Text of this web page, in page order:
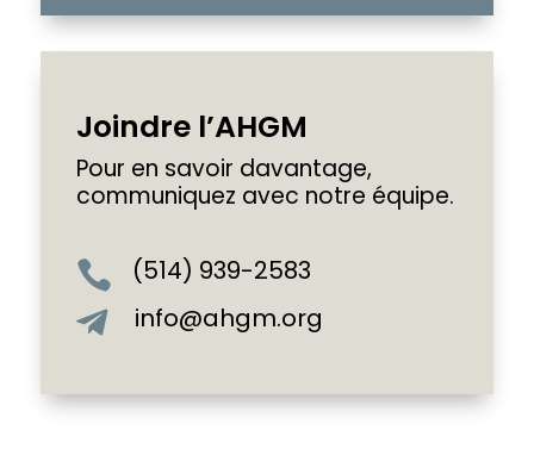
Joindre l’AHGM
Pour en savoir davantage,
communiquez avec notre équipe.
 (514) 939-2583
 info@ahgm.org